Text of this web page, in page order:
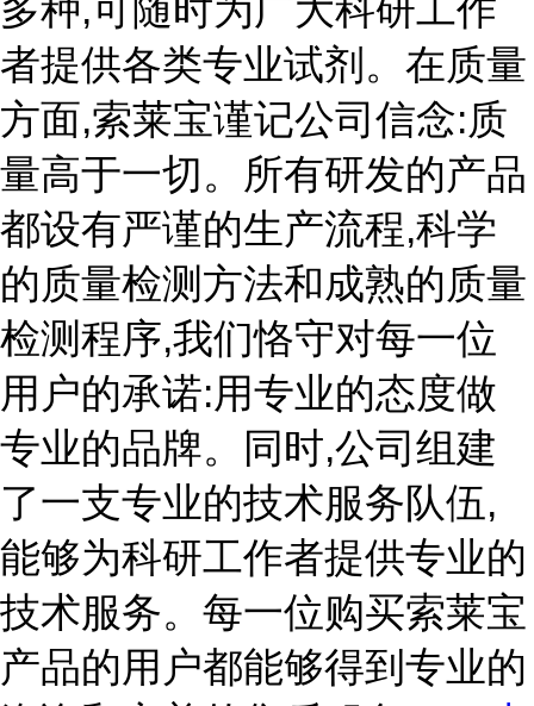
多种,可随时为广大科研工作
者提供各类专业试剂。在质量
方面,索莱宝谨记公司信念:质
量高于一切。所有研发的产品
都设有严谨的生产流程,科学
的质量检测方法和成熟的质量
检测程序,我们恪守对每一位
用户的承诺:用专业的态度做
专业的品牌。同时,公司组建
了一支专业的技术服务队伍,
能够为科研工作者提供专业的
技术服务。每一位购买索莱宝
产品的用户都能够得到专业的